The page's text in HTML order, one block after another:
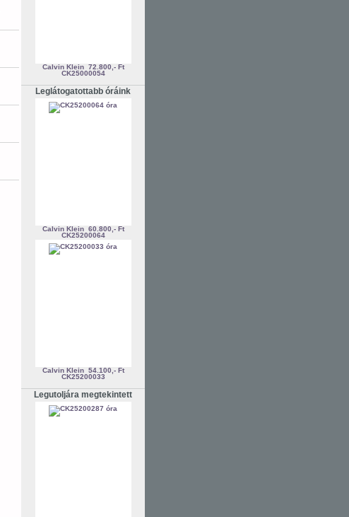
Calvin Klein 72.800,- Ft
CK25000054
Leglátogatottabb óráink
Calvin Klein 60.800,- Ft
CK25200064
Calvin Klein 54.100,- Ft
CK25200033
Legutoljára megtekintett